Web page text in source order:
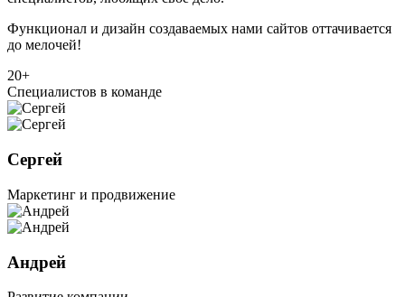
Функционал и дизайн создаваемых нами сайтов оттачивается
до мелочей!
20+
Специалистов в команде
Сергей
Маркетинг и продвижение
Андрей